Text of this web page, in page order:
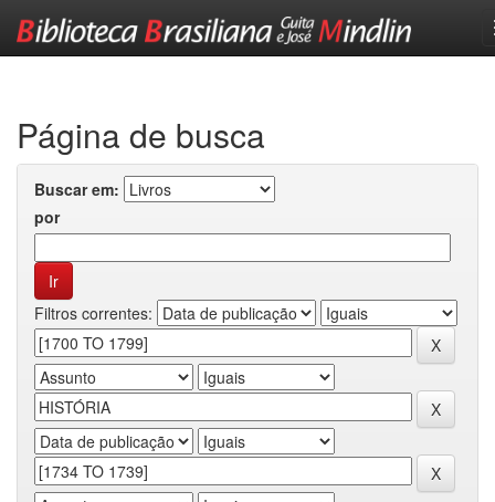
Página de busca
Buscar em:
por
Filtros correntes: